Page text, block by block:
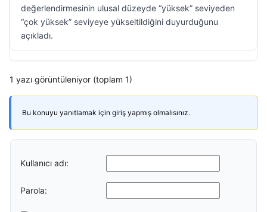
değerlendirmesinin ulusal düzeyde “yüksek” seviyeden
“çok yüksek” seviyeye yükseltildiğini duyurduğunu
açıkladı.
1 yazı görüntüleniyor (toplam 1)
Bu konuyu yanıtlamak için giriş yapmış olmalısınız.
Kullanıcı adı:
Parola: